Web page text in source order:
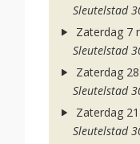
Sleutelstad
Zaterdag 7
Sleutelstad
Zaterdag
Sleutelstad
Zaterdag
Sleutelstad